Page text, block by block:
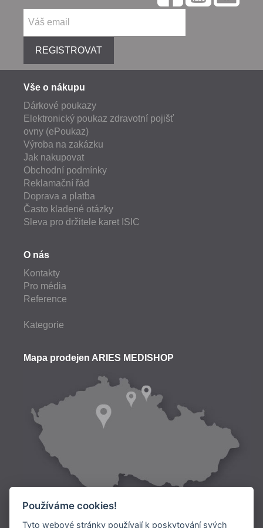
REGISTROVAT
Vše o nákupu
Dárkové poukazy
Elektronický poukaz zdravotní pojišť
ovny (ePoukaz)
Výroba na zakázku
Jak nakupovat
Obchodní podmínky
Reklamační řád
Doprava a platba
Často kladené otázky
Sleva pro držitele karet ISIC
O nás
Kontakty
Pro média
Reference
Kategorie
Mapa prodejen ARIES MEDISHOP
Používáme cookies!
Tyto webové stránky používají k poskytování svých